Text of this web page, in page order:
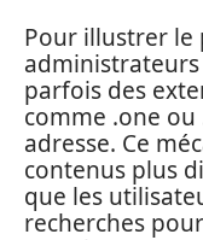
Pour illustrer le
parfois des
comme .one
adresse. Ce
contenus plus
que les
recherches